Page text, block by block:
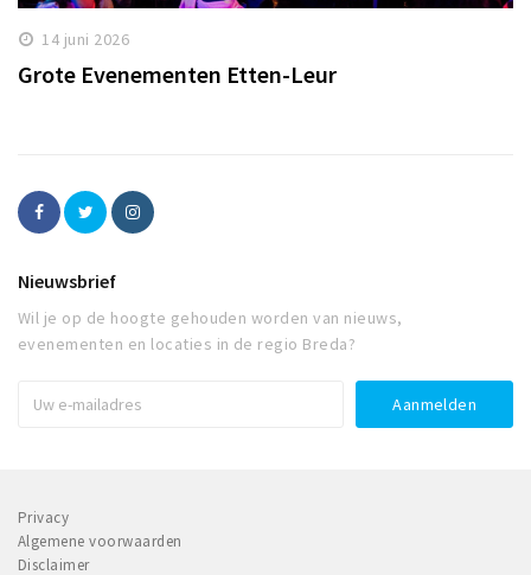
14 juni 2026
Grote Evenementen Etten-Leur
Nieuwsbrief
Wil je op de hoogte gehouden worden van nieuws,
evenementen en locaties in de regio Breda?
Privacy
Algemene voorwaarden
Disclaimer